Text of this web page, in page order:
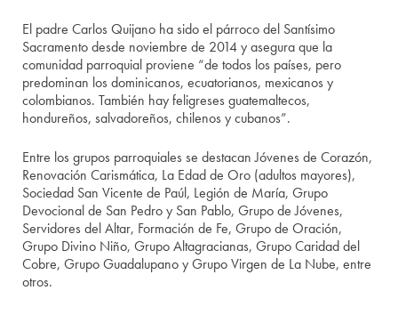
El padre Carlos Quijano ha sido el párroco del Santísimo
Sacramento desde noviembre de 2014 y asegura que la
comunidad parroquial proviene “de todos los países, pero
predominan los dominicanos, ecuatorianos, mexicanos y
colombianos. También hay feligreses guatemaltecos,
hondureños, salvadoreños, chilenos y cubanos”.
Entre los grupos parroquiales se destacan Jóvenes de Corazón,
Renovación Carismática, La Edad de Oro (adultos mayores),
Sociedad San Vicente de Paúl, Legión de María, Grupo
Devocional de San Pedro y San Pablo, Grupo de Jóvenes,
Servidores del Altar, Formación de Fe, Grupo de Oración,
Grupo Divino Niño, Grupo Altagracianas, Grupo Caridad del
Cobre, Grupo Guadalupano y Grupo Virgen de La Nube, entre
otros.